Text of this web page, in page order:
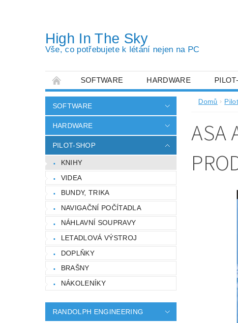
High In The Sky
Vše, co potřebujete k létání nejen na PC
SOFTWARE HARDWARE
OBCHODNÍ PODMÍNKY PODMÍNKY
SOFTWARE
HARDWARE
PILOT-SHOP
KNIHY
VIDEA
BUNDY, TRIKA
NAVIGAČNÍ POČÍTADLA
NÁHLAVNÍ SOUPRAVY
LETADLOVÁ VÝSTROJ
DOPLŇKY
BRAŠNY
NÁKOLENÍKY
RANDOLPH ENGINEERING
Domů
ASA